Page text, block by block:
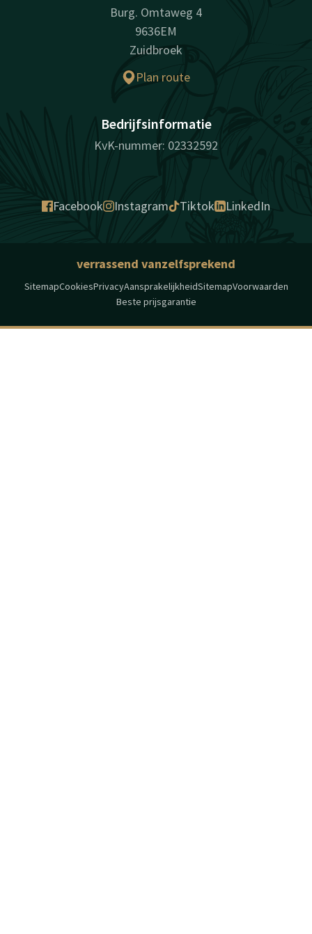
Burg. Omtaweg 4
9636EM
Zuidbroek
Plan route
Bedrijfsinformatie
KvK-nummer: 02332592
Facebook Instagram Tiktok LinkedIn
verrassend vanzelfsprekend
SitemapCookiesPrivacyAansprakelijkheidSitemapVoorwaarden
Beste prijsgarantie